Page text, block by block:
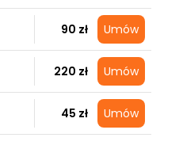
90 zł Umów
220 zł Umów
45 zł Umów